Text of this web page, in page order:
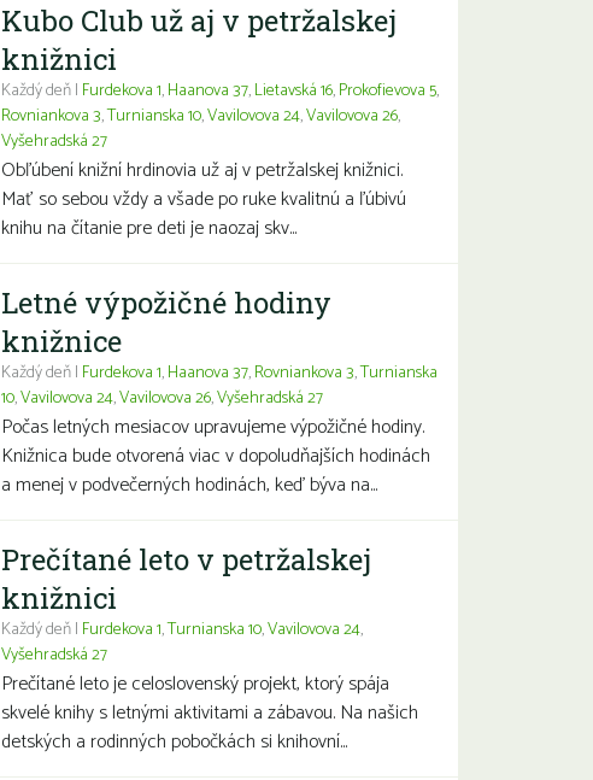
Kubo Club už aj v petržalskej
knižnici
Každý deň | Furdekova 1,Haanova 37,Lietavská 16,Prokofievova 5,
Rovniankova 3,Turnianska 10,Vavilovova 24,Vavilovova 26,
Vyšehradská 27
Obľúbení knižní hrdinovia už aj v petržalskej knižnici.
Mať so sebou vždy a všade po ruke kvalitnú a ľúbivú
knihu na čítanie pre deti je naozaj skv...
Letné výpožičné hodiny
knižnice
Každý deň | Furdekova 1,Haanova 37,Rovniankova 3,Turnianska
10,Vavilovova 24,Vavilovova 26,Vyšehradská 27
Počas letných mesiacov upravujeme výpožičné hodiny.
Knižnica bude otvorená viac v dopoludňajších hodinách
a menej v podvečerných hodinách, keď býva na...
Prečítané leto v petržalskej
knižnici
Každý deň | Furdekova 1,Turnianska 10,Vavilovova 24,
Vyšehradská 27
Prečítané leto je celoslovenský projekt, ktorý spája
skvelé knihy s letnými aktivitami a zábavou. Na našich
detských a rodinných pobočkách si knihovní...